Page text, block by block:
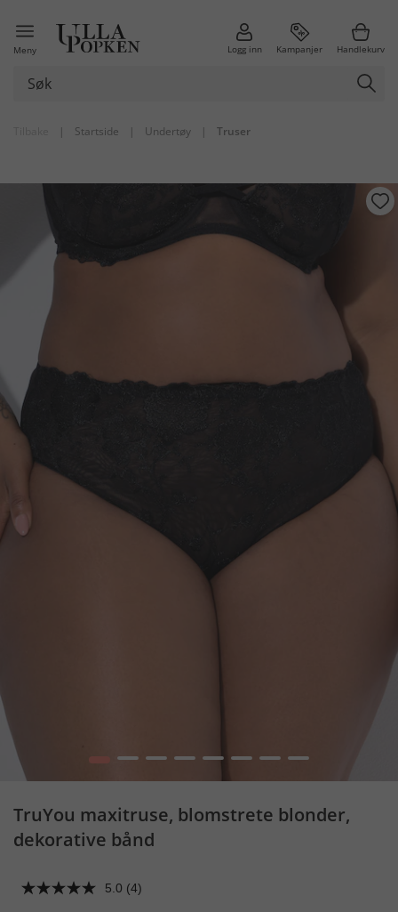
Meny Logg inn Kampanjer Handlekurv
| Startside | Undertøy | Truser
1 2 3 4 5 6 7 8
TruYou maxitruse, blomstrete blonder,
dekorative bånd
5.0 (4)